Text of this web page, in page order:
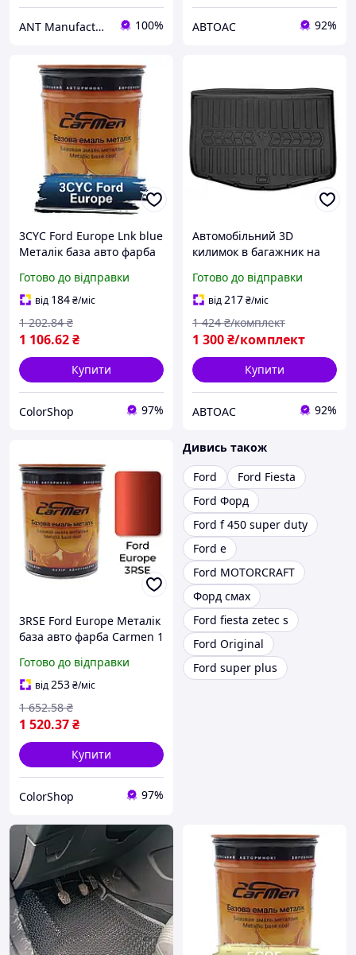
ANT Manufacturing 100% АВТОАС 92%
3CYC Ford Europe Lnk blue
Металік база авто фарба
Готово до відправки
від 184₴/міс
1 106.62₴
1 202.84 ₴
Купити
ColorShop 97%
Автомобільний 3D
килимок в багажник на
(2010-2019) (5 seats)
Готово до відправки
від217₴/міс
1 300₴/комплект
1 424 ₴/комплект
Купити
АВТОАС 92%
3RSE Ford Europe Металік
база авто фарба Carmen 1
Готово до відправки
від253₴/міс
1 520.37₴
1 652.58 ₴
Купити
ColorShop 97%
Дивись також
Ford
Ford Fiesta
Ford Форд
Ford f 450 super duty
Ford e
Ford MOTORCRAFT
Форд смах
Ford fiesta zetec s
Ford Original
Ford super plus